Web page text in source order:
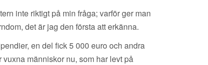
inte riktigt på min fråga; varför ger man
det är jag den första att erkänna.
en del fick 5 000 euro och andra
människor nu, som har levt på